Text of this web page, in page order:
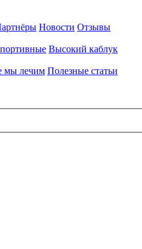
Новости Отзывы
Высокий каблук
мы лечим Полезные статьи